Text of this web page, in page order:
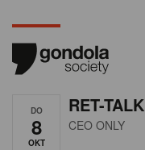
DO
8
OKT
RET-TALK
CEO ONLY